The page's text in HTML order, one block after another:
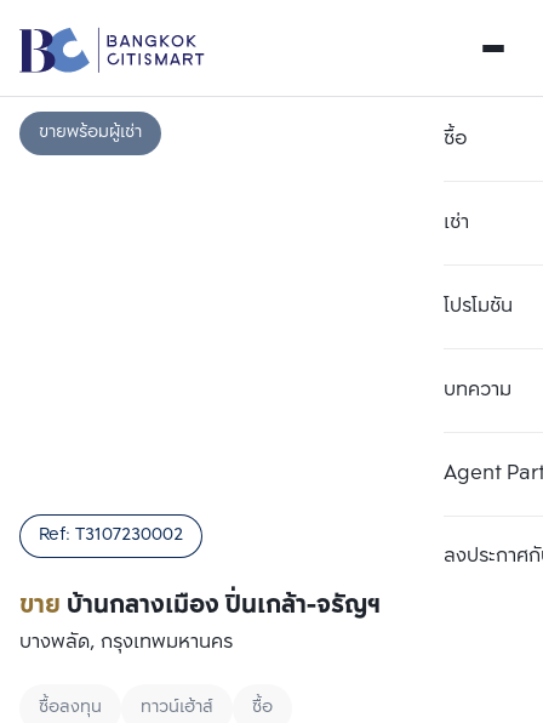
ซื้อ
เช่า
โปรโมชัน
บทความ
Agent
ลงประกาศกั
ขายพร้อมผู้เช่า
ขาย บ้านกลางเมือง ปิ่นเกล้า-จรัญฯ
Ref: T3107230002
บางพลัด, กรุงเทพมหานคร
ซื้อลงทุน ทาวน์เฮ้าส์ ซื้อ
เปรียบเทียบ